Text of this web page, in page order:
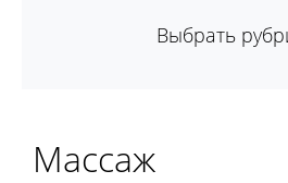
Выбрать
Mассаж